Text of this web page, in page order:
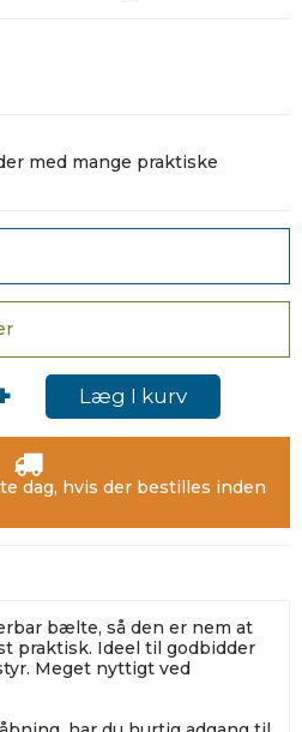
med mange praktiske
Læg I kurv
dag, hvis der bestilles inden
bælte, så den er nem at
praktisk. Ideel til godbidder
Meget nyttigt ved